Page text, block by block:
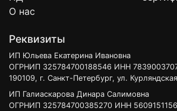
О нас
Реквизиты
ИП Юльева Екатерина Ивановна
ОГРНИП 325784700188546 ИНН
190109, г. Санкт-Петербург, ул.
ИП Галиаскарова Динара Салимовна
ОГРНИП 325784700385270 ИНН